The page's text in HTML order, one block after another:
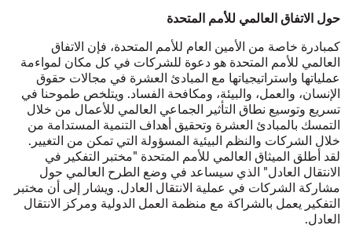
حول الاتفاق العالمي للأمم المتحدة
كمبادرة خاصة من الأمين العام للأمم المتحدة، فإن الاتفاق
العالمي للأمم المتحدة هو دعوة للشركات في كل مكان لمواءمة
عملياتها واستراتيجياتها مع المبادئ العشرة في مجالات حقوق
الإنسان، والعمل، والبيئة، ومكافحة الفساد. ويتلخص طموحنا في
تسريع وتوسيع نطاق التأثير الجماعي العالمي للأعمال من خلال
التمسك بالمبادئ العشرة وتحقيق أهداف التنمية المستدامة من
خلال الشركات والنظم البيئية المسؤولة التي تمكن من التغيير.
لقد أطلق الميثاق العالمي للأمم المتحدة "مختبر التفكير في
الانتقال العادل" الذي سيساعد في وضع الطرح العالمي حول
مشاركة الشركات في عملية الانتقال العادل. ويشار إلى أن مختبر
التفكير يعمل بالشراكة مع منظمة العمل الدولية ومركز الانتقال
العادل.